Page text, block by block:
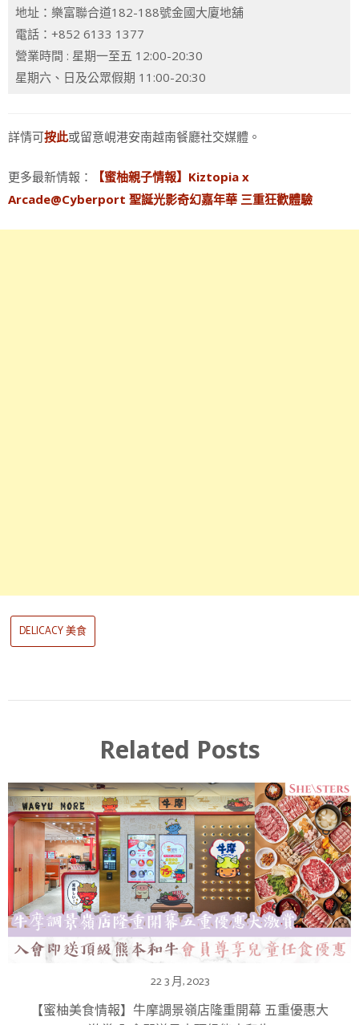
地址：樂富聯合道182-188號金國大廈地舖
電話：+852 6133 1377
營業時間 : 星期一至五 12:00-20:30
星期六、日及公眾假期 11:00-20:30
詳情可按此或留意峴港安南越南餐廳社交媒體。
更多最新情報：
【蜜柚親子情報】Kiztopia x
Arcade@Cyberport 聖誕光影奇幻嘉年華 三重狂歡體驗
DELICACY 美食
Related Posts
22 3 月, 2023
【蜜柚美食情報】牛摩調景嶺店隆重開幕 五重優惠大